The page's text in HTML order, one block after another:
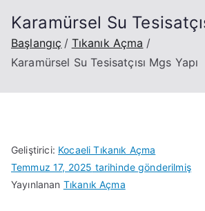
Karamürsel Su
Başlangıç
Tıkanık Açma
Karamürsel Su Tesisatçısı Mgs Yapı
Geliştirici: Kocaeli Tıkanık Açma
Temmuz 17, 2025 tarihinde gönderilmiş
Yayınlanan Tıkanık Açma